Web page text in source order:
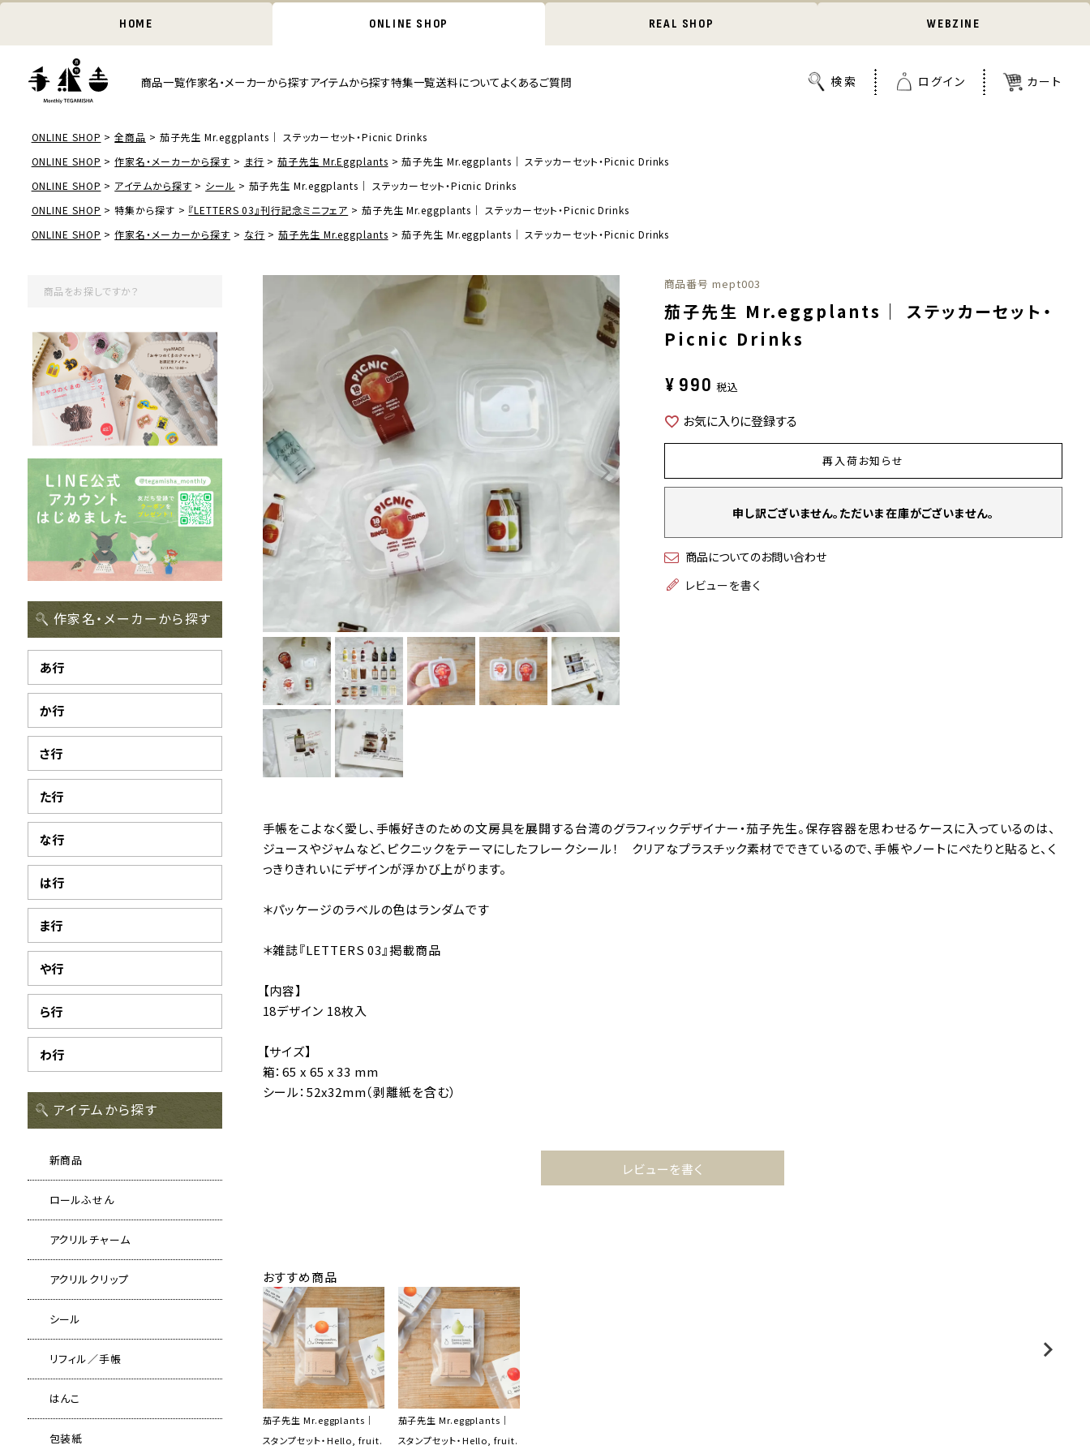
HOME ONLINE SHOP REAL SHOP WEBZINE
商品一覧作家名・メーカーから探すアイテムから探す特集一覧送料についてよくあるご質問
ONLINE SHOP 全商品
茄子先生 Mr.eggplants｜ ステッカーセット・Picnic Drinks
ONLINE SHOP
作家名・メーカーから探す ま行 茄子先生 Mr.Eggplants
茄子先生 Mr.eggplants｜ ステッカーセット・Picnic Drinks
ONLINE SHOP
アイテムから探す シール
茄子先生 Mr.eggplants｜ ステッカーセット・Picnic Drinks
ONLINE SHOP
特集から探す 『LETTERS 03』刊行記念ミニフェア
茄子先生 Mr.eggplants｜ ステッカーセット・Picnic Drinks
ONLINE SHOP
作家名・メーカーから探す な行 茄子先生 Mr.eggplants 茄子先生 Mr.eggplants｜ ステッカーセット・Picnic Drinks
作家名・メーカーから探す
あ行
か行
さ行
た行
な行
は行
ま行
や行
ら行
わ行
アイテムから探す
新商品
ロールふせん
アクリルチャーム
アクリルクリップ
シール
リフィル／手帳
はんこ
包装紙
商品番号 mept003
茄子先生 Mr.eggplants｜ ステッカーセット・
Picnic Drinks
¥ 990 税込
お気に入りに登録する
再入荷お知らせ
申し訳ございません。ただいま在庫がございません。
商品についてのお問い合わせ
レビューを書く
手帳をこよなく愛し、手帳好きのための文房具を展開する台湾のグラフィックデザイナー・茄子先生。保存容器を思わせるケースに入っているのは、
ジュースやジャムなど、ピクニックをテーマにしたフレークシール！ クリアなプラスチック素材でできているので、手帳やノートにぺたりと貼ると、く
っきりきれいにデザインが浮かび上がります。
＊パッケージのラベルの色はランダムです
＊雑誌『LETTERS 03』掲載商品
【内容】
18デザイン 18枚入
【サイズ】
箱：65 x 65 x 33 mm
シール：52x32mm（剥離紙を含む）
レビューを書く
おすすめ商品
茄子先生 Mr.eggplants｜
スタンプセット・Hello, fruit.
茄子先生 Mr.eggplants｜
スタンプセット・Hello, fruit.